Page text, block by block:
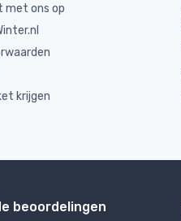
met ons op
krijgen
beoordelingen